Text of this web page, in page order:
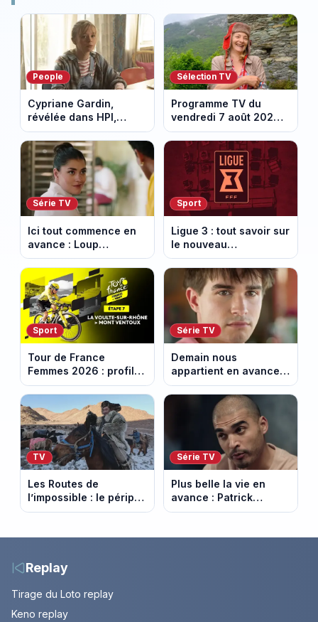
People
Cypriane Gardin,
révélée dans HPI,
lance une cagnotte
après des difficultés
financières
Sélection TV
Programme TV du
vendredi 7 août 2026 :
notre sélection pour
votre soirée télé
Série TV
Ici tout commence en
avance : Loup
découvre la trahison
de Bianca. Episode du
10 août 2026 (spoiler)
Sport
Ligue 3 : tout savoir sur
le nouveau
championnat qui
succède au National
Sport
Tour de France
Femmes 2026 : profil
et horaires de la 7e
étape entre La Voulte-
sur-Rhône et le Mont
Ventoux
Série TV
Demain nous
appartient en avance:
Samuel perd le
contrôle. Episode du 10
août 2026.
TV
Les Routes de
l’impossible : le périple
glacial d’une famille
Série TV
Plus belle la vie en
avance : Patrick
Nebout est-il mort ?
2026 (spoiler)
Replay
Tirage du Loto replay
Keno replay